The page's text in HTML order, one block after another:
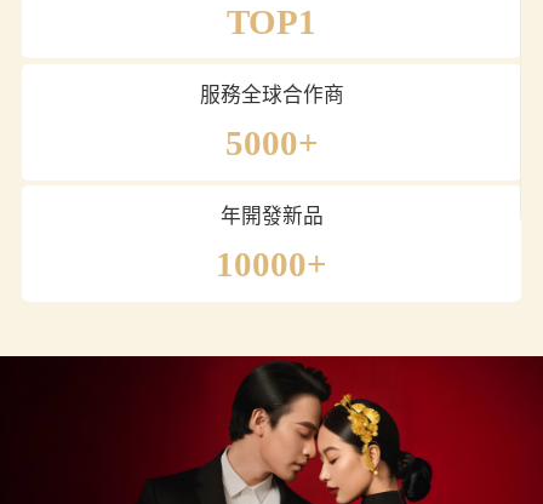
TOP1
服務全球合作商
5000+
年開發新品
10000+